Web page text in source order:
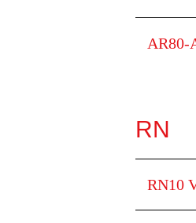
AR80-
RN
RN10